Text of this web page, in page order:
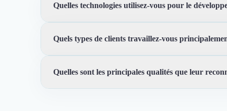
Quelles technologies utilisez-vous pour le
Nous utilisons des technologies modernes comme
Quels types de clients travaillez-vous
Nous nous concentrons sur les startups qui ont un
Quelles sont les principales qualités que leur